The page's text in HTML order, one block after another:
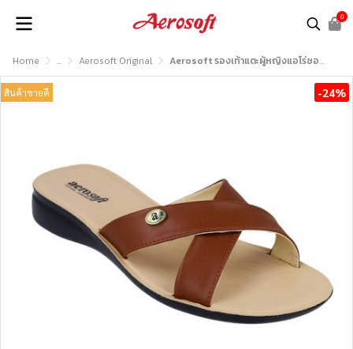
0
Home ... Aerosoft Original Aerosoft รองเท้าแตะผู้หญิงแอโร่ซอฟรุ่น LC2016
สินค้าขายดี -24%